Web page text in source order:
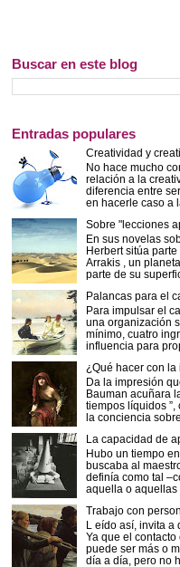
Buscar en este blog
Entradas populares
Creatividad y
No hace mucho
relación a la
diferencia entre
en hacerle caso a
Sobre "lecciones
En sus novelas
Herbert sitúa
Arrakis , un
parte de su
Palancas para el
Para impulsar el
una organización
mínimo, cuatro
influencia para
¿Qué hacer con
Da la impresión
Bauman acuñara
tiempos líquidos
la conciencia
La capacidad de
Hubo un tiempo
buscaba al
definía como tal
aquella o aquellas
Trabajo con
L eído así, invita a
Ya que el
puede ser más o
día a día, pero no